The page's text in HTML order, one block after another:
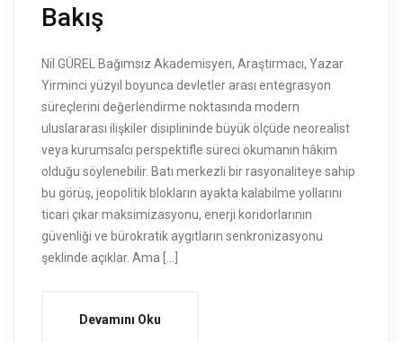
Bakış
Nil GÜREL Bağımsız Akademisyen, Araştırmacı, Yazar
Yirminci yüzyıl boyunca devletler arası entegrasyon
süreçlerini değerlendirme noktasında modern
uluslararası ilişkiler disiplininde büyük ölçüde neorealist
veya kurumsalcı perspektifle süreci okumanın hâkim
olduğu söylenebilir. Batı merkezli bir rasyonaliteye sahip
bu görüş, jeopolitik blokların ayakta kalabilme yollarını
ticari çıkar maksimizasyonu, enerji koridorlarının
güvenliği ve bürokratik aygıtların senkronizasyonu
şeklinde açıklar. Ama […]
Devamını Oku